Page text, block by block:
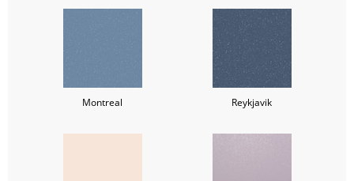
Montreal Reykjavik